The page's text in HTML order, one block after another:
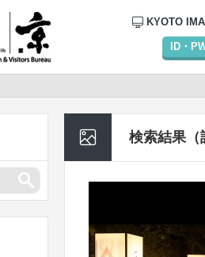
KYOTO
ID・
検索結果（